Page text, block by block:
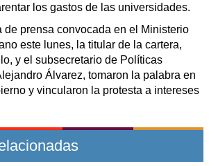
los gastos de las universidades.
de prensa convocada en el Ministerio
este lunes, la titular de la cartera,
y el subsecretario de Políticas
Álvarez, tomaron la palabra en
y vincularon la protesta a intereses